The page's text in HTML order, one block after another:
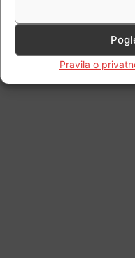
Pravila o